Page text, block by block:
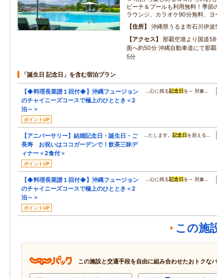
ビーチ＆プールも利用無料！季節
ラウンジ、カラオケ90分無料、
住所
沖縄県うるま市石川伊波
アクセス
那覇空港より国道
面へ約50分 沖縄自動車道にて那
5分
「誕生日 記念日」を含む宿泊プラン
【◆料理長菜譜１回付◆】沖縄フュージョン
のチャイニーズコースで極上のひととき＜2
泊～＞
ポイントUP
…心に残る記念日 を～ 対象…
【アニバーサリー】結婚記念日・誕生日・ご
長寿 お祝いはココガーデンで！飲茶三昧デ
ィナー＜2食付＞
ポイントUP
…たします。 記念日 を迎える…
【◆料理長菜譜１回付◆】沖縄フュージョン
のチャイニーズコースで極上のひととき＜2
泊～＞
ポイントUP
…心に残る記念日 を～ 対象…
この施
この施設と交通手段を自由に組み合わせたおトクな